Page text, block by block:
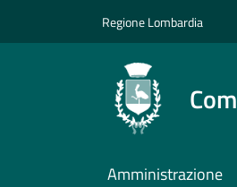
Regione Lombardia
Amministrazione